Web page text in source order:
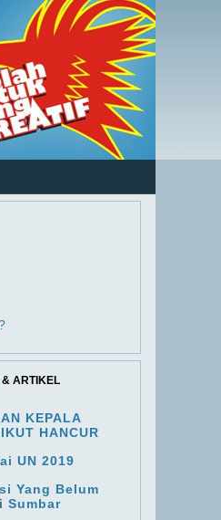
& ARTIKEL
KEPALA
HANCUR
UN 2019
Yang Belum
Sumbar